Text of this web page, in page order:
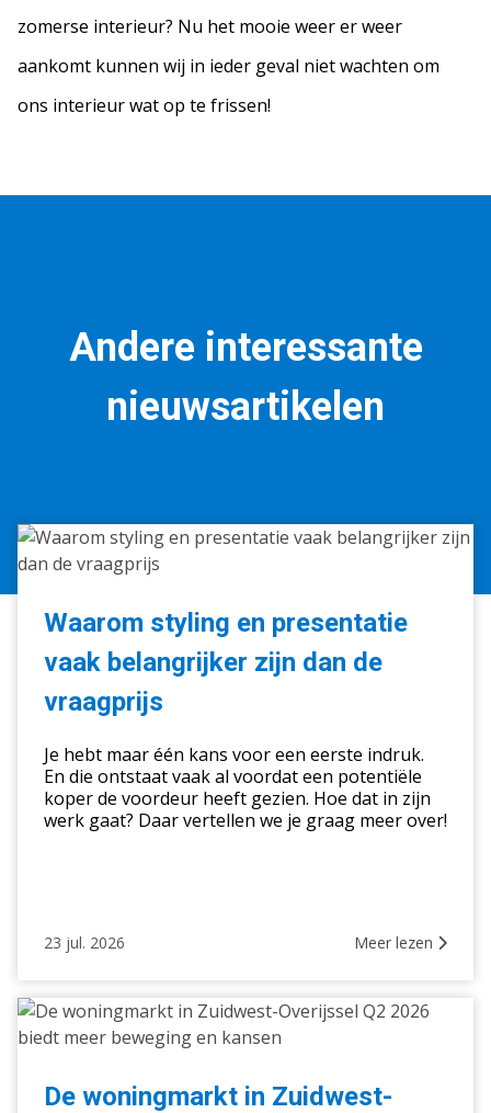
zomerse interieur? Nu het mooie weer er weer
aankomt kunnen wij in ieder geval niet wachten om
ons interieur wat op te frissen!
Andere interessante
nieuwsartikelen
Waarom
styling
en
presentatie
belangrijker
zijn
vraagprijs
Waarom styling en presentatie
vaak belangrijker zijn dan de
vraagprijs
Je hebt maar één kans voor een eerste indruk.
En die ontstaat vaak al voordat een potentiële
koper de voordeur heeft gezien. Hoe dat in zijn
werk gaat? Daar vertellen we je graag meer over!
23 jul. 2026 Meer lezen
De
woningmarkt
Zuidwest-
De woningmarkt in Zuidwest-